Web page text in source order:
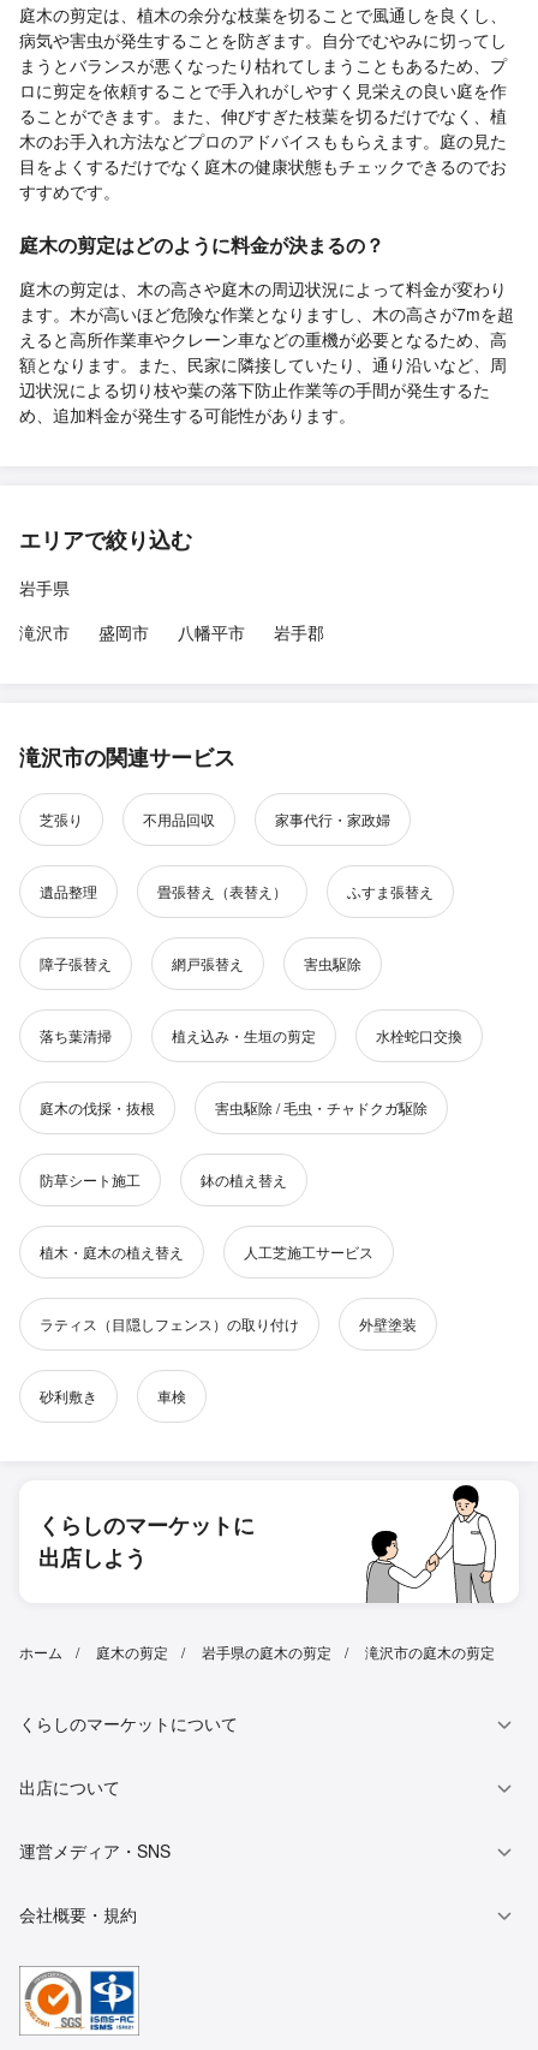
庭木の剪定は、植木の余分な枝葉を切ることで風通しを良くし、
病気や害虫が発生することを防ぎます。自分でむやみに切ってし
まうとバランスが悪くなったり枯れてしまうこともあるため、プ
ロに剪定を依頼することで手入れがしやすく見栄えの良い庭を作
ることができます。また、伸びすぎた枝葉を切るだけでなく、植
木のお手入れ方法などプロのアドバイスももらえます。庭の見た
目をよくするだけでなく庭木の健康状態もチェックできるのでお
すすめです。
庭木の剪定はどのように料金が決まるの？
庭木の剪定は、木の高さや庭木の周辺状況によって料金が変わり
ます。木が高いほど危険な作業となりますし、木の高さが7mを超
えると高所作業車やクレーン車などの重機が必要となるため、高
額となります。また、民家に隣接していたり、通り沿いなど、周
辺状況による切り枝や葉の落下防止作業等の手間が発生するた
め、追加料金が発生する可能性があります。
エリアで絞り込む
岩手県
滝沢市
盛岡市 八幡平市 岩手郡
滝沢市の関連サービス
芝張り 不用品回収 家事代行・家政婦
遺品整理 畳張替え（表替え） ふすま張替え
障子張替え 網戸張替え 害虫駆除
落ち葉清掃 植え込み・生垣の剪定 水栓蛇口交換
庭木の伐採・抜根 害虫駆除 / 毛虫・チャドクガ駆除
防草シート施工 鉢の植え替え
植木・庭木の植え替え 人工芝施工サービス
ラティス（目隠しフェンス）の取り付け 外壁塗装
砂利敷き 車検
くらしのマーケットに
出店しよう
ホーム 庭木の剪定 岩手県の庭木の剪定 滝沢市の庭木の剪定
くらしのマーケットについて
出店について
運営メディア・SNS
会社概要・規約